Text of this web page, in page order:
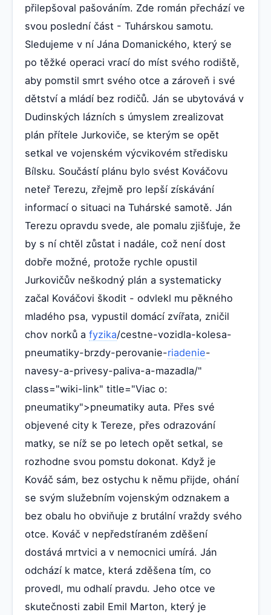
přilepšoval pašováním. Zde román přechází ve
svou poslední část - Tuhárskou samotu.
Sledujeme v ní Jána Domanického, který se
po těžké operaci vrací do míst svého rodiště,
aby pomstil smrt svého otce a zároveň i své
dětství a mládí bez rodičů. Ján se ubytovává v
Dudinských lázních s úmyslem zrealizovat
plán přítele Jurkoviče, se kterým se opět
setkal ve vojenském výcvikovém středisku
Bílsku. Součástí plánu bylo svést Kováčovu
neteř Terezu, zřejmě pro lepší získávání
informací o situaci na Tuhárské samotě. Ján
Terezu opravdu svede, ale pomalu zjišťuje, že
by s ní chtěl zůstat i nadále, což není dost
dobře možné, protože rychle opustil
Jurkovičův neškodný plán a systematicky
začal Kováčovi škodit - odvlekl mu pěkného
mladého psa, vypustil domácí zvířata, zničil
chov norků a fyzika/cestne-vozidla-kolesa-
pneumatiky-brzdy-perovanie-riadenie-
navesy-a-privesy-paliva-a-mazadla/"
class="wiki-link" title="Viac o:
pneumatiky">pneumatiky auta. Přes své
objevené city k Tereze, přes odrazování
matky, se níž se po letech opět setkal, se
rozhodne svou pomstu dokonat. Když je
Kováč sám, bez ostychu k němu přijde, ohání
se svým služebním vojenským odznakem a
bez obalu ho obviňuje z brutální vraždy svého
otce. Kováč v nepředstíraném zděšení
dostává mrtvici a v nemocnici umírá. Ján
odchází k matce, která zděšena tím, co
provedl, mu odhalí pravdu. Jeho otce ve
skutečnosti zabil Emil Marton, který je